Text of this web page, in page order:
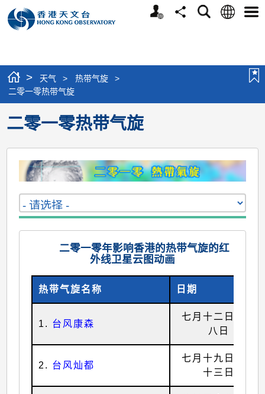
个
分
搜
语
选
> 天气 > 热带气旋
>
二零一零热带气旋
二零一零热带气旋
二零一零年影响香港的热带气旋的红
外线卫星云图动画
热带气旋名称 日期
1. 台风康森
七月十二日至十
八日
2. 台风灿都
七月十九日至二
十三日